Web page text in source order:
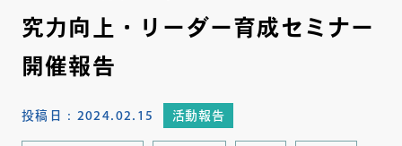
究力向上・リーダー育成セミナー
開催報告
投稿日： 2024.02.15 活動報告